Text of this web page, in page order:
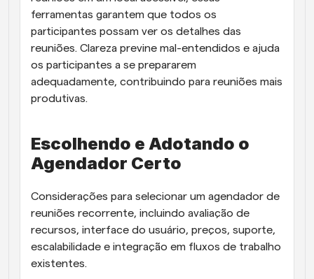
ferramentas garantem que todos os
participantes possam ver os detalhes das
reuniões. Clareza previne mal-entendidos e ajuda
os participantes a se prepararem
adequadamente, contribuindo para reuniões mais
produtivas.
Escolhendo e Adotando o
Agendador Certo
Considerações para selecionar um agendador de
reuniões recorrente, incluindo avaliação de
recursos, interface do usuário, preços, suporte,
escalabilidade e integração em fluxos de trabalho
existentes.